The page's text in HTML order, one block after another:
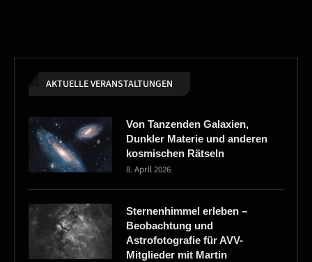
AKTUELLE VERANSTALTUNGEN
Von Tanzenden Galaxien,
Dunkler Materie und anderen
kosmischen Rätseln
8. April 2026
Sternenhimmel erleben –
Beobachtung und
Astrofotografie für AVV-
Mitglieder mit Martin